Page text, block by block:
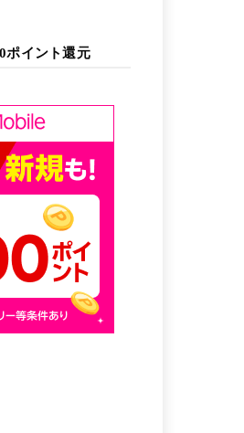
ポイント還元